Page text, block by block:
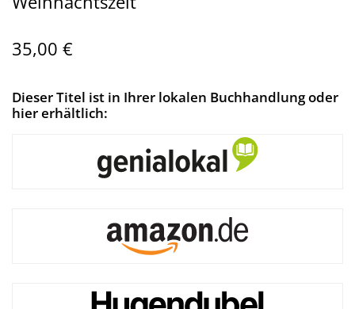
35,00 €
Dieser Titel ist in Ihrer lokalen Buchhandlung oder
hier erhältlich: